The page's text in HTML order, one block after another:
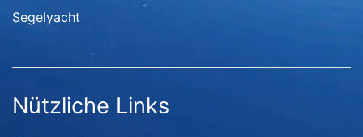
Segelyacht
Nützliche Links